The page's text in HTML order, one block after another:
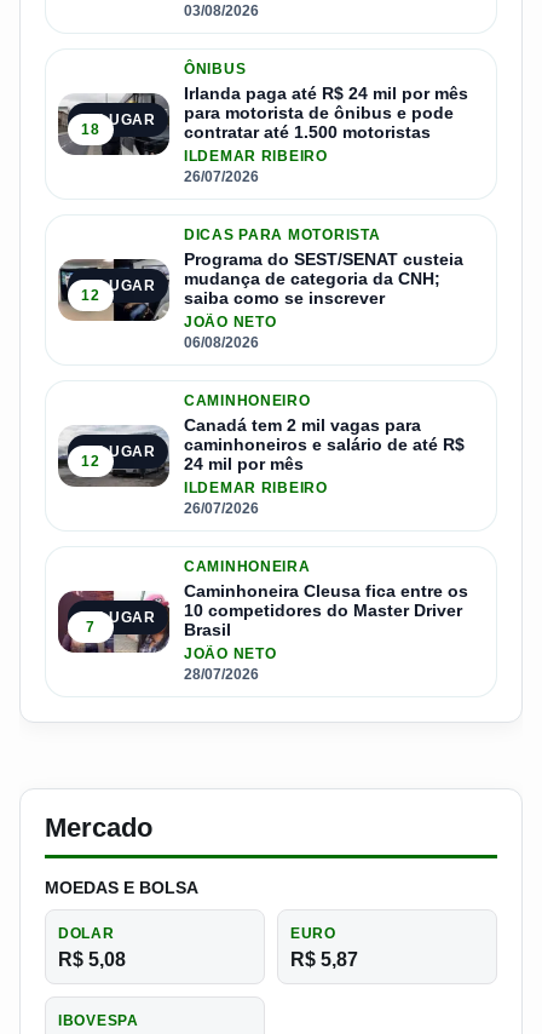
03/08/2026
2º LUGAR
18
ÔNIBUS
Irlanda paga até R$ 24 mil por mês
para motorista de ônibus e pode
contratar até 1.500 motoristas
ILDEMAR RIBEIRO
26/07/2026
3º LUGAR
12
DICAS PARA MOTORISTA
Programa do SEST/SENAT custeia
mudança de categoria da CNH;
saiba como se inscrever
JOÃO NETO
06/08/2026
4º LUGAR
12
CAMINHONEIRO
Canadá tem 2 mil vagas para
caminhoneiros e salário de até R$
24 mil por mês
ILDEMAR RIBEIRO
26/07/2026
5º LUGAR
7
CAMINHONEIRA
Caminhoneira Cleusa fica entre os
10 competidores do Master Driver
Brasil
JOÃO NETO
28/07/2026
Mercado
MOEDAS E BOLSA
DOLAR
R$ 5,08
EURO
R$ 5,87
IBOVESPA